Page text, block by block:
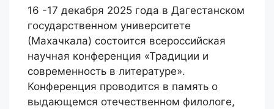
16 -17 декабря 2025 года в Дагестанском
государственном университете
(Махачкала) состоится всероссийская
научная конференция «Традиции и
современность в литературе».
Конференция проводится в память о
выдающемся отечественном филологе,